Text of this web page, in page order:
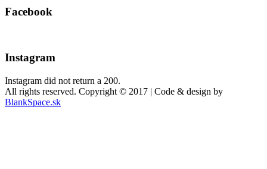
Facebook
Instagram
Instagram did not return a 200.
All rights reserved. Copyright © 2017 | Code & design by
BlankSpace.sk